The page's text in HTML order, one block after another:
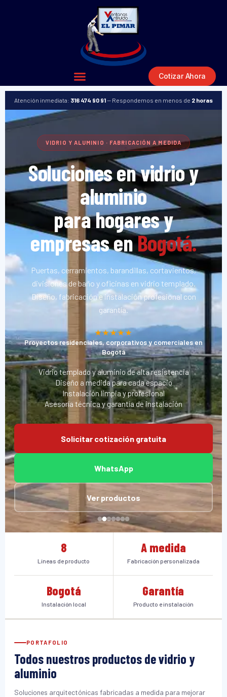
Cotizar Ahora
Atención inmediata: 316 474 90 91— Respondemos en menos de 2 horas
VIDRIO Y ALUMINIO · FABRICACIÓN A MEDIDA
Soluciones en vidrio y
aluminio
para hogares y
empresas enBogotá.
Puertas, cerramientos, barandillas, cortavientos,
divisiones de baño y oficinas en vidrio templado.
Diseño, fabricación e instalación profesional con
garantía.
★★★★★
Proyectos residenciales, corporativos y comerciales en
Bogotá
Vidrio templado y aluminio de alta resistencia
Diseño a medida para cada espacio
Instalación limpia y profesional
Asesoría técnica y garantía de instalación
Solicitar cotización gratuita
WhatsApp
Ver productos
8
Líneas de producto
A medida
Fabricación personalizada
Bogotá
Instalación local
Garantía
Producto e instalación
PORTAFOLIO
Todos nuestros productos de vidrio y
aluminio
Soluciones arquitectónicas fabricadas a medida para mejorar